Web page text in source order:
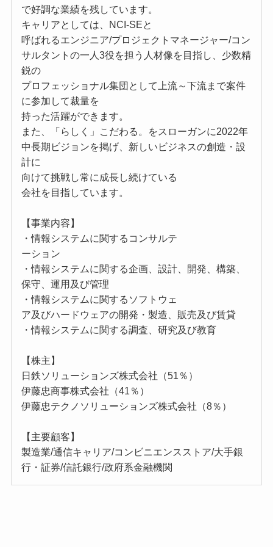
で好調な業績を残しています。
キャリアとしては、NCI-SEと
呼ばれるエンジニア/プロジェクトマネージャー/コン
サルタントの一人3役を担う人材像を目指し、少数精
鋭の
プロフェッショナル集団として上流～下流まで案件
に参加して裁量を
持った活躍ができます。
また、「らしく」こだわる。をスローガンに2022年
中長期ビジョンを掲げ、新しいビジネスの創造・設
計に
向けて挑戦し常に成長し続けている
会社を目指しています。
【事業内容】
・情報システムに関するコンサルテ
ーション
・情報システムに関する企画、設計、開発、構築、
保守、運用及び管理
・情報システムに関するソフトウェ
ア及びハードウェアの開発・製造、販売及び賃貸
・情報システムに関する調査、研究及び教育
【株主】
日鉄ソリューションズ株式会社（51％）
伊藤忠商事株式会社（41％）
伊藤忠テクノソリューションズ株式会社（8％）
【主要顧客】
製造業/通信キャリア/コンビニエンスストア/大手銀
行・証券/信託銀行/政府系金融機関